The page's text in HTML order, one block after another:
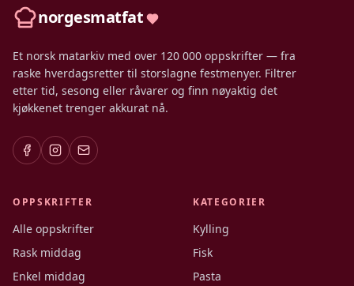
norgesmatfat
Et norsk matarkiv med over 120 000 oppskrifter — fra
raske hverdagsretter til storslagne festmenyer. Filtrer
etter tid, sesong eller råvarer og finn nøyaktig det
kjøkkenet trenger akkurat nå.
OPPSKRIFTER
Alle oppskrifter
Rask middag
Enkel middag
KATEGORIER
Kylling
Fisk
Pasta